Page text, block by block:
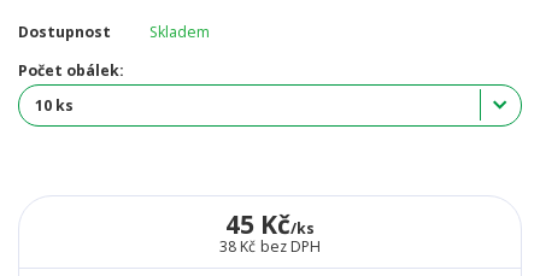
Dostupnost
Skladem
Počet obálek:
45 Kč/ks
38 Kč bez DPH